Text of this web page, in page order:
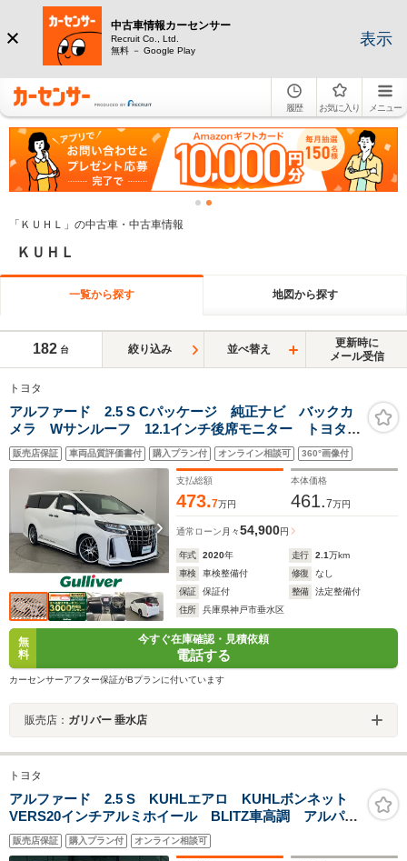
中古車情報カーセンサー
Recruit Co., Ltd.
無料 － Google Play
表示
履歴 お気に入り メニュー
「ＫＵＨＬ」の中古車・中古車情報
ＫＵＨＬ
一覧から探す 地図から探す
182 台 絞り込み 並べ替え
更新時に
メール受信
トヨタ
アルファード 2.5 S Cパッケージ 純正ナビ バックカ
メラ Wサンルーフ 12.1インチ後席モニター トヨタセ
ーフティセンス KUHLエアロ 三眼LEDヘッドライト
パワーバックドア ハンドルヒーター シートヒータ
販売店保証 車両品質評価書付 購入プラン付 オンライン相談可 360°画像付
支払総額
473.7万円
本体価格
461.7万円
通常ローン 月々54,900円
年式 2020年 走行 2.1万km
車検
車検整備付 修復
なし
保証
保証付 整備
法定整備付
住所
兵庫県神戸市垂水区
無
料
今すぐ在庫確認・見積依頼
電話する
カーセンサーアフター保証がBプランに付いています
販売店： ガリバー 垂水店
トヨタ
アルファード 2.5 S KUHLエアロ KUHLボンネット
VERS20インチアルミホイール BLITZ車高調 アルパイ
ンBIGX11インチアルミ アルパインフリップダウン 両
パワスラ トヨタセーフティセンス バックカメラ
販売店保証 購入プラン付 オンライン相談可